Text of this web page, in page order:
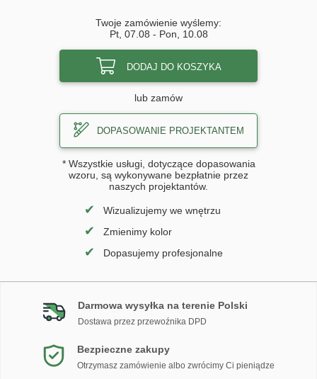
Twoje zamówienie wyślemy:
Pt, 07.08 - Pon, 10.08
DODAJ DO KOSZYKA
lub zamów
DOPASOWANIE PROJEKTANTEM
* Wszystkie usługi, dotyczące dopasowania
wzoru, są wykonywane bezpłatnie przez
naszych projektantów.
✔ Wizualizujemy we wnętrzu
✔ Zmienimy kolor
✔ Dopasujemy profesjonalne
Darmowa wysyłka na terenie Polski
Dostawa przez przewoźnika DPD
Bezpieczne zakupy
Otrzymasz zamówienie albo zwrócimy Ci pieniądze